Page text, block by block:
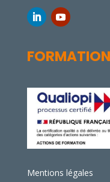
Mentions légales